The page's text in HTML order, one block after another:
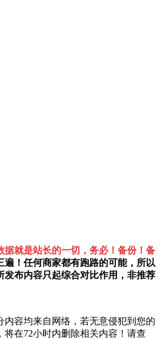
据就是站长的一切，务必！备份！备
遍！任何商家都有跑路的可能，所以
发布内容只起综合对比作用，非推荐
内容均来自网络，若无意侵犯到您的
将在72小时内删除相关内容！请查